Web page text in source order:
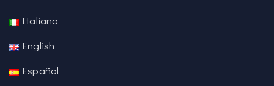
Italiano
English
Español